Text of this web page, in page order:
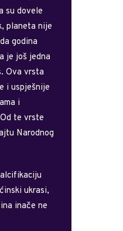
su dovele
planeta nije
godina
je još jedna
Ova vrsta
i uspješnije
i
te vrste
Narodnog
ukrasi,
inače ne